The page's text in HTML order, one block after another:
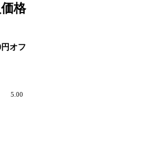
格
オフ
5.00